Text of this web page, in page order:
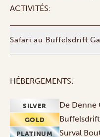
ACTIVITÉS:
Safari au Buffelsdrift
HÉBERGEMENTS:
SILVER De Denne
GOLD
PLATINUM Surval